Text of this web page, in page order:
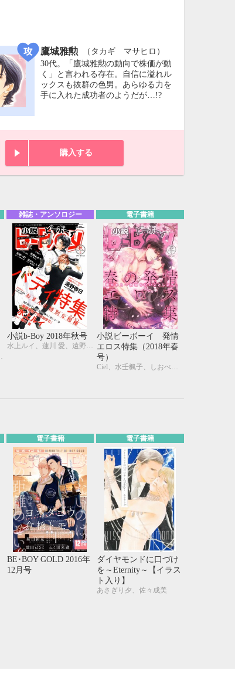
鷹城雅勲
（タカギ マサヒロ）
30代。「鷹城雅勲の動向で株価が動
く」と言われる存在。自信に溢れル
ックスも抜群の色男。あらゆる力を
手に入れた成功者のようだが…!?
購入する
雑誌・アンソロジー
小説b-Boy 2018年秋号
電子書籍
小説ビーボーイ 発情
エロス特集（2018年春
号）
電子書籍
BE･BOY GOLD 2016年
12月号
電子書籍
ダイヤモンドに口づけ
を～Eternity～【イラス
ト入り】
あさぎり夕、佐々成美
22 23
24